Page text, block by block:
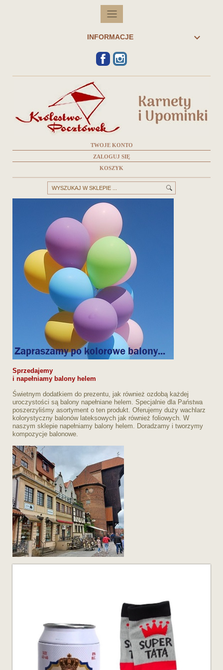
INFORMACJE 
FACEBOOK
TWOJE KONTO
ZALOGUJ SIĘ
KOSZYK
Sprzedajemy
i napełniamy balony helem
Świetnym dodatkiem do prezentu, jak również ozdobą każdej
uroczystości są balony napełniane helem. Specjalnie dla Państwa
poszerzyliśmy asortyment o ten produkt. Oferujemy duży wachlarz
kolorystyczny balonów lateksowych jak również foliowych. W
naszym sklepie napełniamy balony helem. Doradzamy i tworzymy
kompozycje balonowe.